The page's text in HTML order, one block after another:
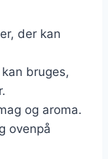
der kan
bruges,
og aroma.
ovenpå